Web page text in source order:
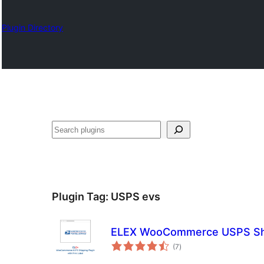
Plugin Directory
ရှာ
Plugin Tag: USPS evs
ELEX WooCommerce USPS
(7total
ratings
)